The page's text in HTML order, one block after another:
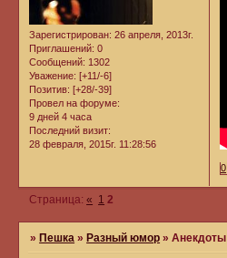
Зарегистрирован: 26 апреля, 2013г.
Приглашений: 0
Сообщений: 1302
Уважение: [+11/-6]
Позитив: [+28/-39]
Провел на форуме:
9 дней 4 часа
Последний визит:
28 февраля, 2015г. 11:28:56
0
Страница:« 1 2
» Пешка » Разный юмор »Анекдоты